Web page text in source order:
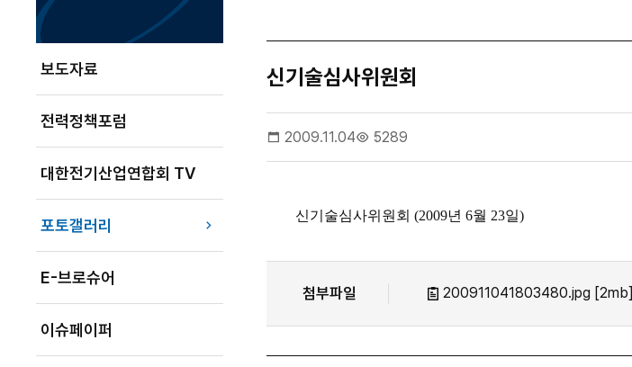
보도자료
전력정책포럼
대한전기산업연합회 TV
포토갤러리
E-브로슈어
이슈페이퍼
신기술심사위원회
2009.11.04 5289
신기술심사위원회 (2009년 6월 23일)
첨부파일 200911041803480.jpg [2mb]